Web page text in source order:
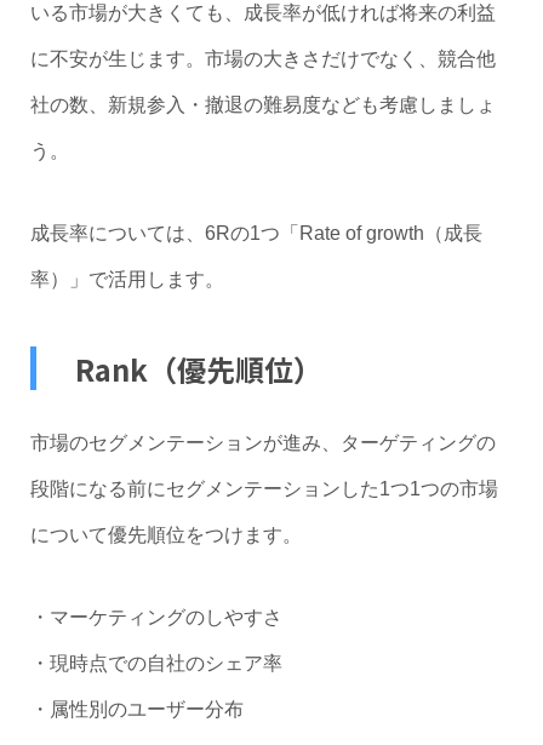
いる市場が大きくても、成長率が低ければ将来の利益
に不安が生じます。市場の大きさだけでなく、競合他
社の数、新規参入・撤退の難易度なども考慮しましょ
う。
成長率については、6Rの1つ「Rate of growth（成長
率）」で活用します。
Rank（優先順位）
市場のセグメンテーションが進み、ターゲティングの
段階になる前にセグメンテーションした1つ1つの市場
について優先順位をつけます。
・マーケティングのしやすさ
・現時点での自社のシェア率
・属性別のユーザー分布